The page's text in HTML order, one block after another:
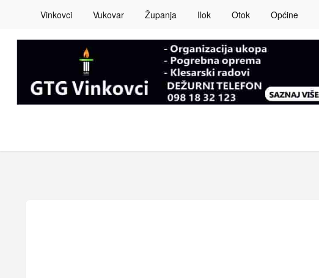
Vinkovci Vukovar Županja Ilok Otok Općine